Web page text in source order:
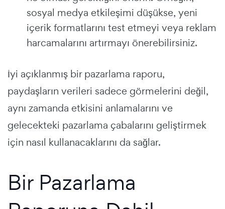
sosyal medya etkileşimi düşükse, yeni
içerik formatlarını test etmeyi veya reklam
harcamalarını artırmayı önerebilirsiniz.
İyi açıklanmış bir pazarlama raporu,
paydaşların verileri sadece görmelerini değil,
aynı zamanda etkisini anlamalarını ve
gelecekteki pazarlama çabalarını geliştirmek
için nasıl kullanacaklarını da sağlar.
Bir Pazarlama